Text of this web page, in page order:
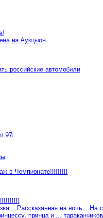
на Аукцыон
российские автомобили
97г.
в Чемпионате!!!!!!!!!
Рассказанная на ночь... На
принца и ...